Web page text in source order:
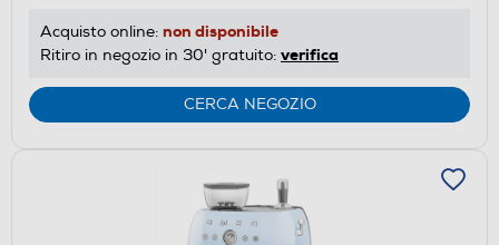
Acquisto online: non disponibile
Ritiro in negozio in 30' gratuito: verifica
CERCA NEGOZIO